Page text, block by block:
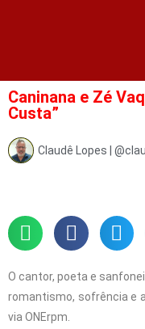
Caninana e Zé
Custa”
Claudê Lopes |
O cantor, poeta e
romantismo, sofrência e
via ONErpm.